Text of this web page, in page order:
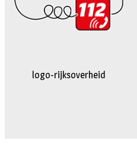
logo-rijksoverheid